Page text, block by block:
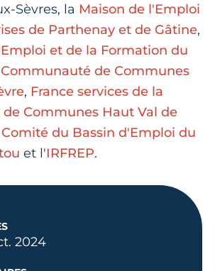
Sèvres, la Maison de l'Emploi
de Parthenay et de Gâtine,
et de la Formation du
Communauté de Communes
, France services de la
Communes Haut Val de
Comité du Bassin d'Emploi du
et l'IRFREP.
2024